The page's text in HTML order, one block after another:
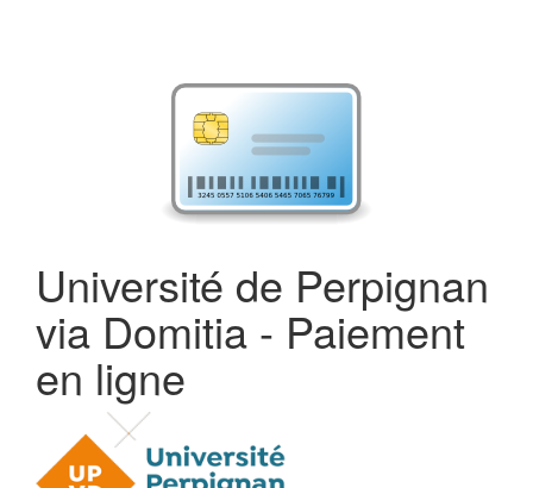
Université de Perpignan
via Domitia - Paiement
en ligne